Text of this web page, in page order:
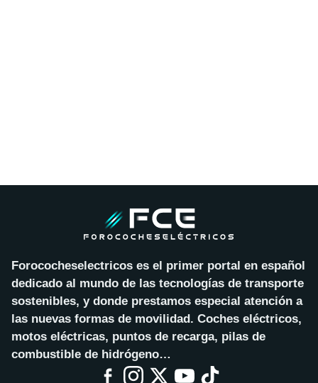
Forococheselectricos es el primer portal en español
dedicado al mundo de las tecnologías de transporte
sostenibles, y donde prestamos especial atención a
las nuevas formas de movilidad. Coches eléctricos,
motos eléctricas, puntos de recarga, pilas de
combustible de hidrógeno…